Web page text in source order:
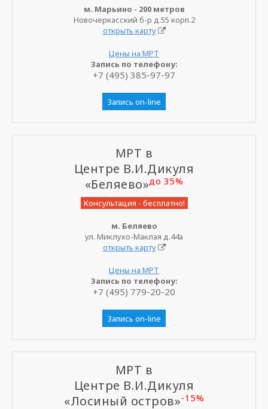
м. Марьино - 200 метров
Новочеркасский б-р д.55 корп.2
открыть карту
Цены на МРТ
Запись по телефону:
+7 (495) 385-97-97
Запись on-line
МРТ в
Центре В.И.Дикуля
«Беляево»до 35%
Консультация - бесплатно!
м. Беляево
ул. Миклухо-Маклая д.44а
открыть карту
Цены на МРТ
Запись по телефону:
+7 (495) 779-20-20
Запись on-line
МРТ в
Центре В.И.Дикуля
«Лосиный остров»-15%